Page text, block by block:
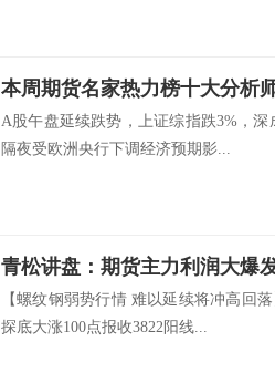
本周期货名家热力榜十大分析
A股午盘延续跌势，上证综指跌3%，深
隔夜受欧洲央行下调经济预期影...
青松讲盘：期货主力利润大爆
【螺纹钢弱势行情 难以延续将冲高回
探底大涨100点报收3822阳线...